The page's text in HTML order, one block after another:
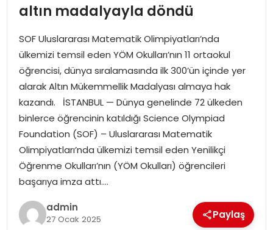
altın madalyayla döndü
SOF Uluslararası Matematik Olimpiyatları’nda
ülkemizi temsil eden YÖM Okulları’nın 11 ortaokul
öğrencisi, dünya sıralamasında ilk 300’ün içinde yer
alarak Altın Mükemmellik Madalyası almaya hak
kazandı. İSTANBUL — Dünya genelinde 72 ülkeden
binlerce öğrencinin katıldığı Science Olympiad
Foundation (SOF) – Uluslararası Matematik
Olimpiyatları’nda ülkemizi temsil eden Yenilikçi
Öğrenme Okulları’nın (YÖM Okulları) öğrencileri
başarıya imza attı….
admin
27 Ocak 2025 Paylaş